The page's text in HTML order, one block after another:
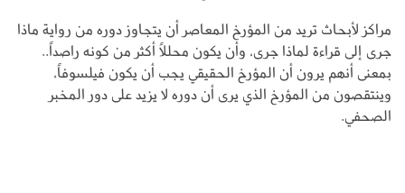
مراكز لأبحاث تريد من المؤرخ المعاصر أن يتجاوز دوره من رواية ماذا
جرى إلى قراءة لماذا جرى، وأن يكون محللاً أكثر من كونه راصداً..
بمعنى أنهم يرون أن المؤرخ الحقيقي يجب أن يكون فيلسوفاً،
وينتقصون من المؤرخ الذي يرى أن دوره لا يزيد على دور المخبر
الصحفي.